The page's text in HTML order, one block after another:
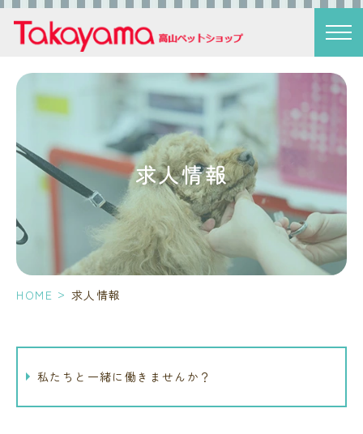
求人情報
HOME > 求人情報
私たちと一緒に働きませんか？